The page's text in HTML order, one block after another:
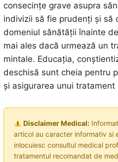
consecințe grave asupra
indivizii să fie prudenți și să
domeniul sănătății înainte
mai ales dacă urmează un
mintale. Educația,
deschisă sunt cheia pentru
și asigurarea unui
Disclaimer Medical:
articol au caracter informativ si
inlocuiesc consultul medical
tratamentul recomandat de